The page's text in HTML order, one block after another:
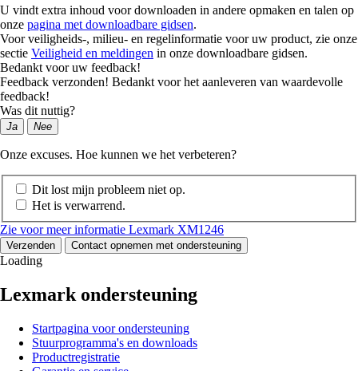
U vindt extra inhoud voor downloaden in andere opmaken en talen op
onze pagina met downloadbare gidsen.
Voor veiligheids-, milieu- en regelinformatie voor uw product, zie onze
sectie Veiligheid en meldingen in onze downloadbare gidsen.
Bedankt voor uw feedback!
Feedback verzonden! Bedankt voor het aanleveren van waardevolle
feedback!
Was dit nuttig?
Ja Nee
Onze excuses. Hoe kunnen we het verbeteren?
Dit lost mijn probleem niet op.
Het is verwarrend.
Zie voor meer informatie Lexmark XM1246
Verzenden Contact opnemen met ondersteuning
Loading
Lexmark ondersteuning
Startpagina voor ondersteuning
Stuurprogramma's en downloads
Productregistratie